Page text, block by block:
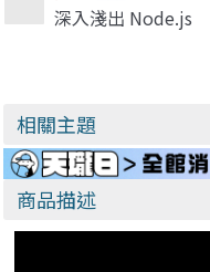
深入淺出 Node.js
相關主題
商品描述